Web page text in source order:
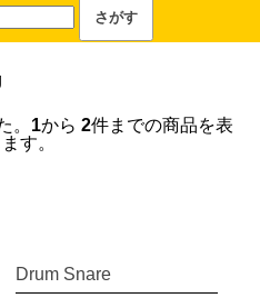
。 1から 2件までの商品を表
す。
Drum Snare